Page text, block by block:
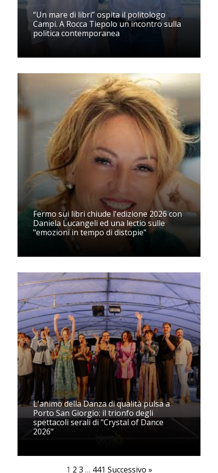
“Un mare di libri” ospita il politologo
Campi. A Rocca Tiepolo un incontro sulla
politica contemporanea
Fermo sui libri chiude l'edizione 2026 con
Daniela Lucangeli ed una lectio sulle
"emozioni in tempo di distopie"
L'animo della Danza di qualità pulsa a
Porto San Giorgio: il trionfo degli
spettacoli serali di "Crystal of Dance
2026"
1 2 3 … 441 Successivo »